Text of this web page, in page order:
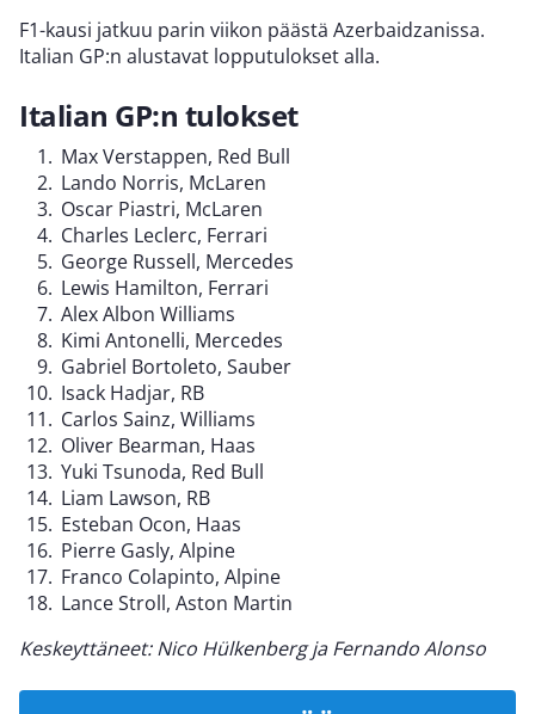
F1-kausi jatkuu parin viikon päästä Azerbaidzanissa.
Italian GP:n alustavat lopputulokset alla.
Italian GP:n tulokset
Max Verstappen, Red Bull
Lando Norris, McLaren
Oscar Piastri, McLaren
Charles Leclerc, Ferrari
George Russell, Mercedes
Lewis Hamilton, Ferrari
Alex Albon Williams
Kimi Antonelli, Mercedes
Gabriel Bortoleto, Sauber
Isack Hadjar, RB
Carlos Sainz, Williams
Oliver Bearman, Haas
Yuki Tsunoda, Red Bull
Liam Lawson, RB
Esteban Ocon, Haas
Pierre Gasly, Alpine
Franco Colapinto, Alpine
Lance Stroll, Aston Martin
Keskeyttäneet: Nico Hülkenberg ja Fernando Alonso